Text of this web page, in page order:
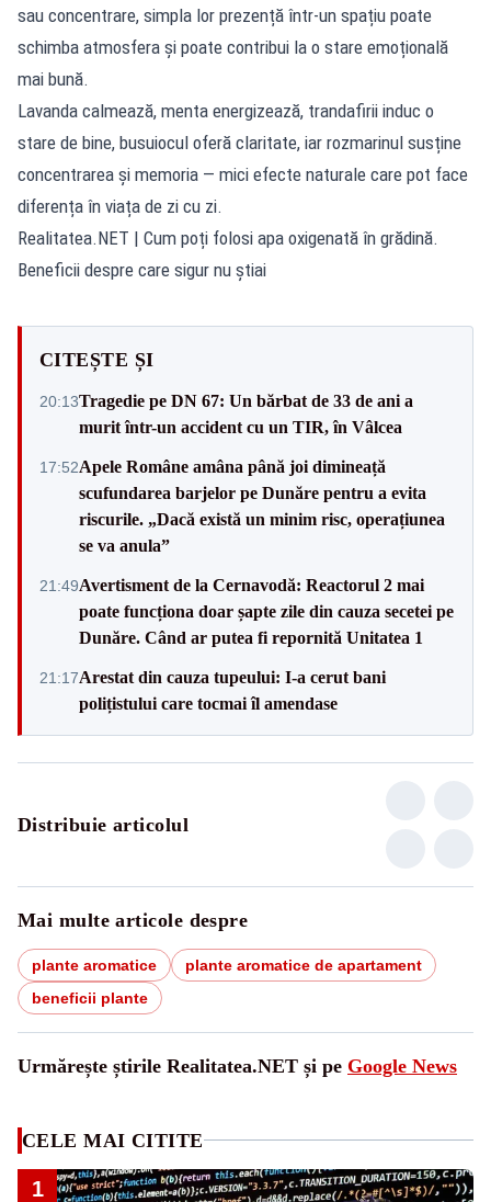
sau concentrare, simpla lor prezență într-un spațiu poate
schimba atmosfera și poate contribui la o stare emoțională
mai bună.
Lavanda calmează, menta energizează, trandafirii induc o
stare de bine, busuiocul oferă claritate, iar rozmarinul susține
concentrarea și memoria — mici efecte naturale care pot face
diferența în viața de zi cu zi.
Realitatea.NET | Cum poți folosi apa oxigenată în grădină.
Beneficii despre care sigur nu știai
CITEȘTE ȘI
20:13Tragedie pe DN 67: Un bărbat de 33 de ani a
murit într-un accident cu un TIR, în Vâlcea
17:52Apele Române amâna până joi dimineață
scufundarea barjelor pe Dunăre pentru a evita
riscurile. „Dacă există un minim risc, operațiunea
se va anula”
21:49Avertisment de la Cernavodă: Reactorul 2 mai
poate funcționa doar șapte zile din cauza secetei pe
Dunăre. Când ar putea fi repornită Unitatea 1
21:17Arestat din cauza tupeului: I-a cerut bani
polițistului care tocmai îl amendase
Distribuie articolul
Mai multe articole despre
plante aromatice
plante aromatice de apartament
beneficii plante
Urmărește știrile Realitatea.NET și pe Google News
CELE MAI CITITE
1